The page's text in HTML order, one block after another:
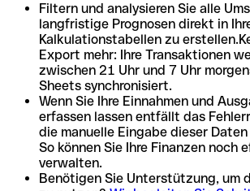
Filtern und analysieren Sie alle
langfristige Prognosen direkt in
Kalkulationstabellen zu
Export mehr: Ihre Transaktionen
zwischen 21 Uhr und 7 Uhr
Sheets synchronisiert.
Wenn Sie Ihre Einnahmen und
erfassen lassen entfällt das
die manuelle Eingabe dieser
So können Sie Ihre Finanzen noch
verwalten.
Benötigen Sie Unterstützung, um